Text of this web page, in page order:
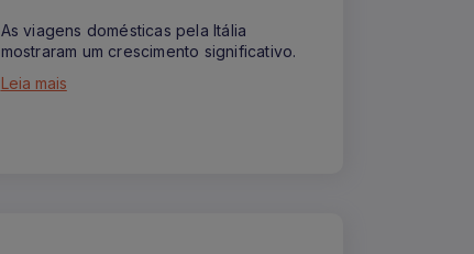
As viagens domésticas pela Itália
mostraram um crescimento significativo.
Leia mais